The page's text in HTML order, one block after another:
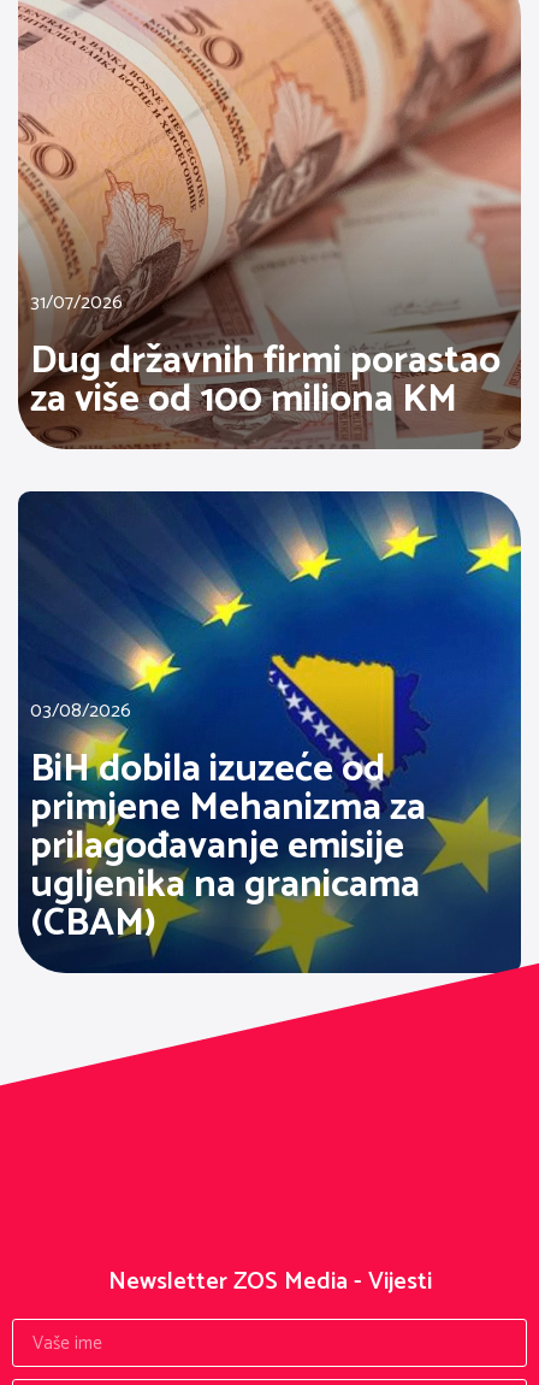
31/07/2026
Dug državnih firmi porastao
za više od 100 miliona KM
03/08/2026
BiH dobila izuzeće od
primjene Mehanizma za
prilagođavanje emisije
ugljenika na granicama
(CBAM)
Newsletter ZOS Media - Vijesti